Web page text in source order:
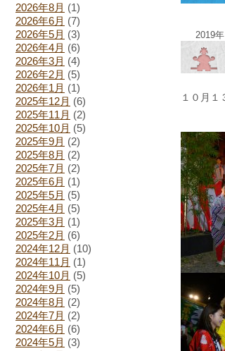
2026年8月 (1)
2026年6月 (7)
2026年5月 (3)
2026年4月 (6)
2026年3月 (4)
2026年2月 (5)
2026年1月 (1)
2025年12月 (6)
2025年11月 (2)
2025年10月 (5)
2025年9月 (2)
2025年8月 (2)
2025年7月 (2)
2025年6月 (1)
2025年5月 (5)
2025年4月 (5)
2025年3月 (1)
2025年2月 (6)
2024年12月 (10)
2024年11月 (1)
2024年10月 (5)
2024年9月 (5)
2024年8月 (2)
2024年7月 (2)
2024年6月 (6)
2024年5月 (3)
2019
１０月１